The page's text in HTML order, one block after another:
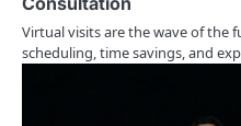
Virtual visits are the wave of the
scheduling, time savings, and